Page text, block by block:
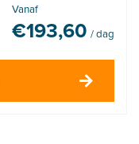
Vanaf
€193,60 / dag